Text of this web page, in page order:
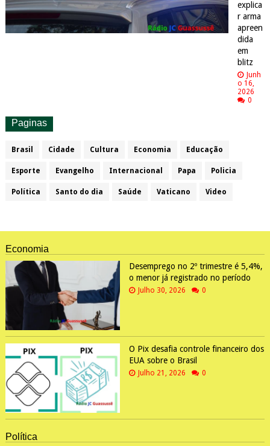
explica
r arma
apreen
dida
em
blitz
Junh
o 16,
2026
0
Paginas
Brasil Cidade Cultura Economia Educação
Esporte Evangelho Internacional Papa Policia
Política Santo do dia Saúde Vaticano Video
Economia
Desemprego no 2º trimestre é 5,4%,
o menor já registrado no período
Julho 30, 2026 0
O Pix desafia controle financeiro dos
EUA sobre o Brasil
Julho 21, 2026 0
Política